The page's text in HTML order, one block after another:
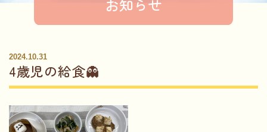
お知らせ
2024.10.31
4歳児の給食👻